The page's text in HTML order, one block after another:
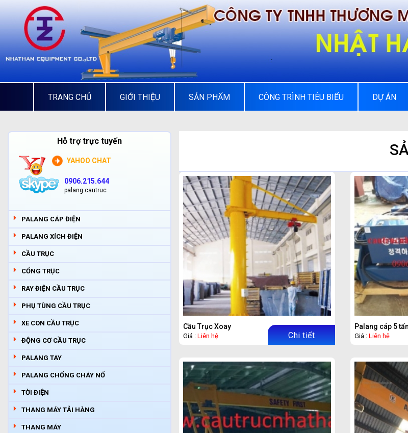
TRANG CHỦ GIỚI THIỆU SẢN PHẨM CÔNG TRÌNH TIÊU BIỂU DỰ ÁN
Hỗ trợ trực tuyến
YAHOO CHAT
0906.215.644
palang.cautruc
PALANG CÁP ĐIỆN
PALANG XÍCH ĐIỆN
CẦU TRỤC
CỔNG TRỤC
RAY ĐIỆN CẦU TRỤC
PHỤ TÙNG CẦU TRỤC
XE CON CẦU TRỤC
ĐỘNG CƠ CẦU TRỤC
PALANG TAY
PALANG CHỐNG CHÁY NỔ
TỜI ĐIỆN
THANG MÁY TẢI HÀNG
THANG MÁY
Cầu Trục Xoay
Giá : Liên hệ Chi tiết
Palang cáp 5
Giá : Liên hệ